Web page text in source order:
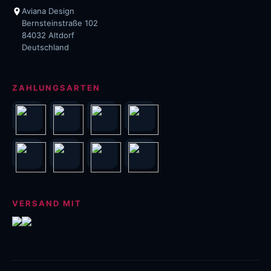
Aviana Design
Bernsteinstraße 102
84032 Altdorf
Deutschland
ZAHLUNGSARTEN
VERSAND MIT